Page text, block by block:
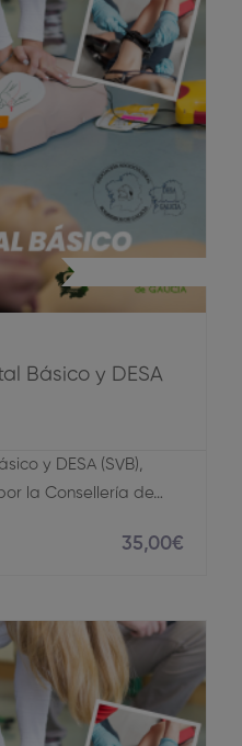
Básico y DESA
y DESA (SVB),
la Consellería de…
35,00€